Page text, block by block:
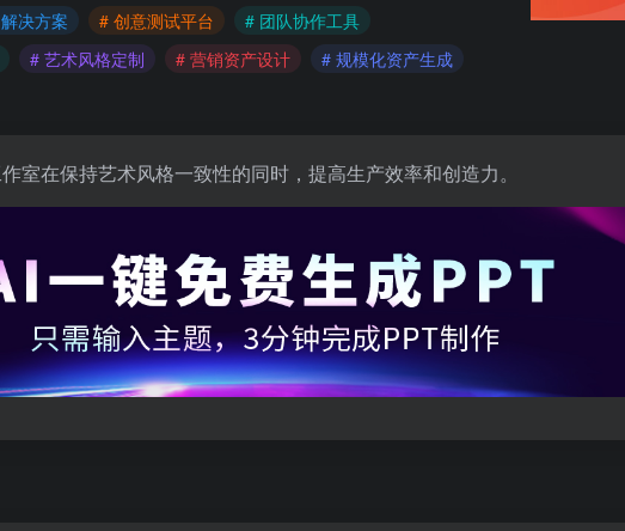
决方案 # 创意测试平台
# 团队协作工具
# 艺术风格定制
# 营销资产设计 # 规模化资产生成
在保持艺术风格一致性的同时，提高生产效率和创造力。